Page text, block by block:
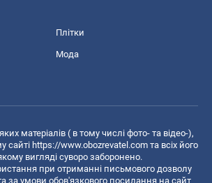
Плітки
Мода
матеріалів ( в тому числі фото- та відео-),
сайті https://www.obozrevatel.com та всіх його
вигляді суворо заборонено.
при отриманні письмового дозволу
за умови обов'язкового посилання на сайт